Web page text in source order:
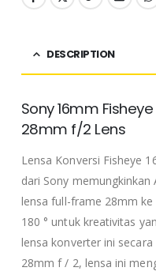
DESCRIPTION
Sony 16mm
28mm f/2 Lens
Lensa Konversi Fisheye
dari Sony
lensa full-frame 28mm
180 ° untuk kreativitas
lensa konverter ini
28mm f / 2, lensa ini